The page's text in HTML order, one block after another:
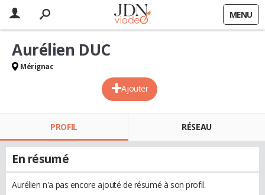
MENU
Ajouter
Aurélien DUC
Mérignac
PROFIL RÉSEAU
En résumé
Aurélien n'a pas encore ajouté de résumé à son profil.